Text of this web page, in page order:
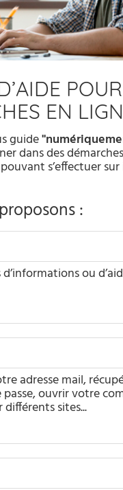
EN
guide
dans des démarches
s’effectuer
:
ou
adresse mail,
ouvrir votre
sites...